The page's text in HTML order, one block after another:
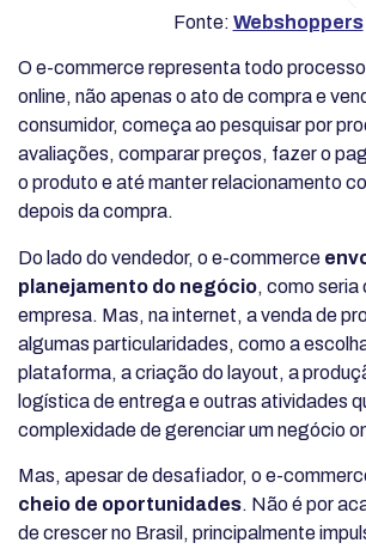
Fonte: Webshoppers
O e-commerce representa todo
online, não apenas o ato de compra e
consumidor, começa ao pesquisar por
avaliações, comparar preços, fazer o
o produto e até manter relacionamento
depois da compra.
Do lado do vendedor, o e-commerce
planejamento do negócio, como seria
empresa. Mas, na internet, a venda de
algumas particularidades, como a
plataforma, a criação do layout, a
logística de entrega e outras atividades
complexidade de gerenciar um negócio
Mas, apesar de desafiador, o e-
cheio de oportunidades. Não é por
de crescer no Brasil, principalmente